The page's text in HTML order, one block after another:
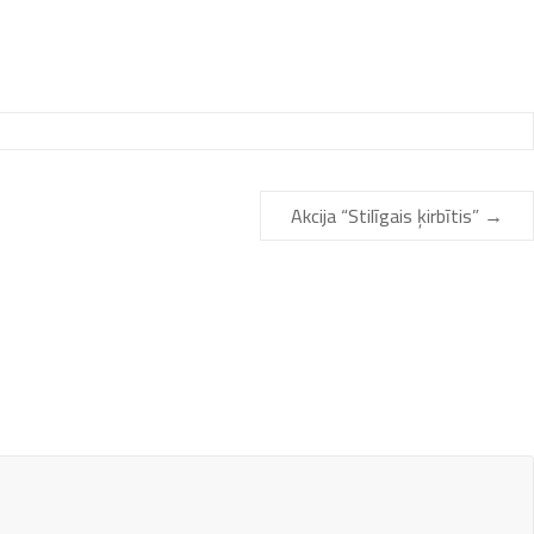
Akcija “Stilīgais ķirbītis” →